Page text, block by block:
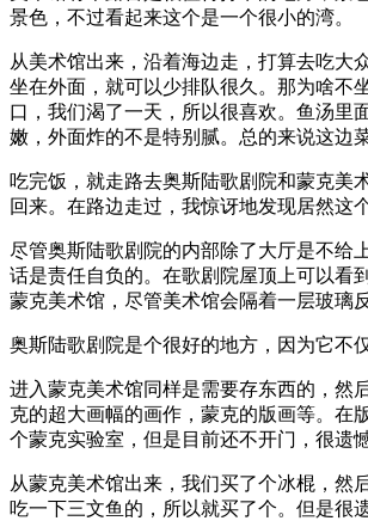
景色，不过看起来这个是一个很小的湾。
从美术馆出来，沿着海边走，打算去吃大
坐在外面，就可以少排队很久。那为啥不
口，我们渴了一天，所以很喜欢。鱼汤里
嫩，外面炸的不是特别腻。总的来说这边
吃完饭，就走路去奥斯陆歌剧院和蒙克美
回来。在路边走过，我惊讶地发现居然这
尽管奥斯陆歌剧院的内部除了大厅是不给
话是责任自负的。在歌剧院屋顶上可以看
蒙克美术馆，尽管美术馆会隔着一层玻璃反
奥斯陆歌剧院是个很好的地方，因为它不
进入蒙克美术馆同样是需要存东西的，然
克的超大画幅的画作，蒙克的版画等。在
个蒙克实验室，但是目前还不开门，很遗
从蒙克美术馆出来，我们买了个冰棍，然
吃一下三文鱼的，所以就买了个。但是很